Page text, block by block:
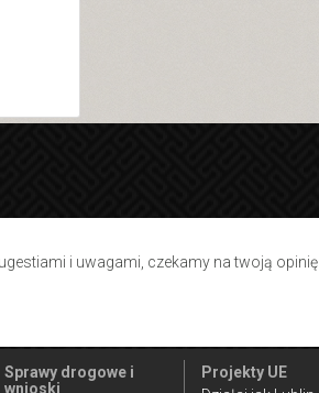
i uwagami, czekamy na twoją opinię
Sprawy drogowe i
wnioski
Projekty UE